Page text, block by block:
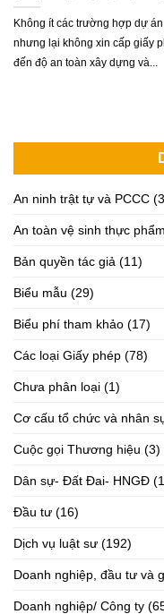
Không ít các trường hợp dự
nhưng lại không xin cấp giấy
đến độ an toàn xây dựng và...
An ninh trật tự và PCCC
An toàn vệ sinh thực phẩm
Bản quyền tác giả (11)
Biểu mẫu (29)
Biểu phí tham khảo (17)
Các loại Giấy phép (78)
Chưa phân loại (1)
Cơ cấu tổ chức và nhân
Cuộc gọi Thương hiệu (3)
Dân sự- Đất Đai- HNGĐ
Đầu tư (16)
Dịch vụ luật sư (192)
Doanh nghiệp, đầu tư và
Doanh nghiệp/ Công ty